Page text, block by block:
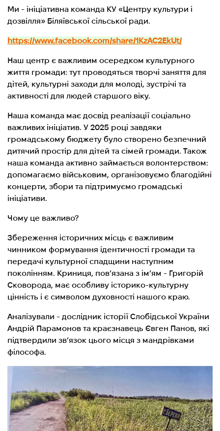
Ми - ініціативна команда КУ «Центру культури і
дозвілля» Біляївської сільської ради.
https://www.facebook.com/share/1KzAC2EkUt/
Наш центр є важливим осередком культурного
життя громади: тут проводяться творчі заняття для
дітей, культурні заходи для молоді, зустрічі та
активності для людей старшого віку.
Наша команда має досвід реалізації соціально
важливих ініціатив. У 2025 році завдяки
громадському бюджету було створено безпечний
дитячий простір для дітей та сімей громади. Також
наша команда активно займається волонтерством:
допомагаємо військовим, організовуємо благодійні
концерти, збори та підтримуємо громадські
ініціативи.
Чому це важливо?
Збереження історичних місць є важливим
чинником формування ідентичності громади та
передачі культурної спадщини наступним
поколінням. Криниця, пов’язана з ім’ям - Григорій
Сковорода, має особливу історико-культурну
цінність і є символом духовності нашого краю.
Аналізували - дослідник історії Слобідської України
Андрій Парамонов та краєзнавець Євген Панов, які
підтвердили зв’язок цього місця з мандрівками
філософа.